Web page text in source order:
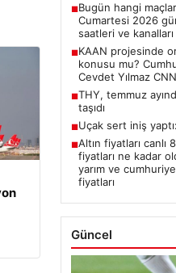
■Bugün hangi
Cumartesi 2026
saatleri ve kanalları
■KAAN projesinde
konusu mu?
Cevdet Yılmaz
■THY, temmuz
taşıdı
■Uçak sert iniş
■Altın fiyatları canlı
fiyatları ne kadar
yarım ve
fiyatları
Güncel